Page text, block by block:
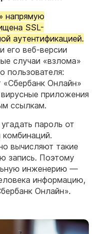
напрямую
SSL-
аутентификацией.
его веб-версии
случаи «взлома»
пользователя:
Онлайн»
приложения
ссылкам.
пароль от
комбинаций.
вычисляют такие
запись. Поэтому
инженерию —
информацию,
Онлайн».